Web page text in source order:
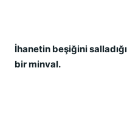
İhanetin beşiğini
bir minval.